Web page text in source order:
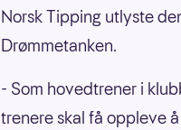
Norsk Tipping utlyste
Drømmetanken.
- Som hovedtrener i
trenere skal få oppleve